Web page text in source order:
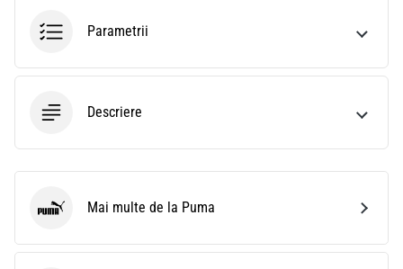
Parametrii
Descriere
Puma Mai multe de la Puma